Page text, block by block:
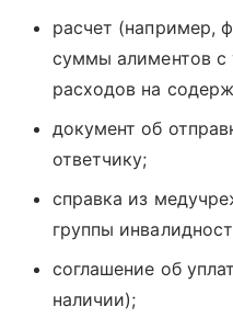
расчет (например,
суммы алиментов с
расходов на
документ об
ответчику;
справка из
группы
соглашение об
наличии);